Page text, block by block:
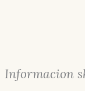
Informacion